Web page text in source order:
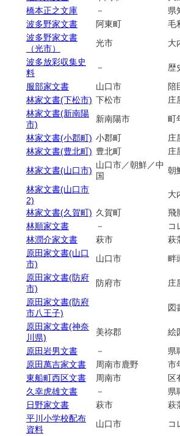
橋本正之文庫
－
県
波多野家文書
阿東町
毛
波多野家文書
（光市）
光市
大
波多放彩収集史
料
－
歴
服部家文書
山口市
陪
林家文書(下松市) 下松市
庄
林家文書(新南陽
市)
新南陽市
町
林家文書(小郡町) 小郡町
庄
林家文書(豊北町) 豊北町
庄
林家文書(山口市)
山口市／朝鮮／中
国
朝
林家文書(山口市
2)
大
林家文書(久賀町) 久賀町
飛
林順家文書
－
コ
林潤介家文書
萩市
萩
原田家文書(山口
市)
山口市
畔
原田家文書(防府
市)
防府市
庄
原田家文書(防府
市八王子)
図
原田家文書(神奈
川県)
美祢郡
絵
原田岩男文書
－
県
原田萬吉家文書
周南市鹿野
市
東船町西区文書
周南市
区
久幸虎雄文書
－
県
日野家文書
萩市
萩
平川小学校配布
資料
山口市 コ